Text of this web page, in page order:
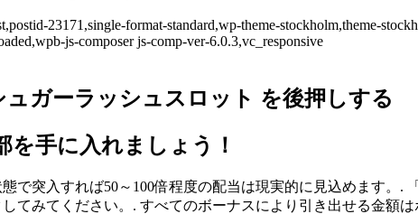
23171,single-format-standard,wp-theme-stockholm,theme-
js-composer js-comp-ver-6.0.3,vc_responsive
ガーラッシュスロット を後押しする
を手に入れましょう！
で突入すれば50～100倍程度の配当は現実的に見込めます。
てみてください。. すべてのボーナスにより引き出せる金額